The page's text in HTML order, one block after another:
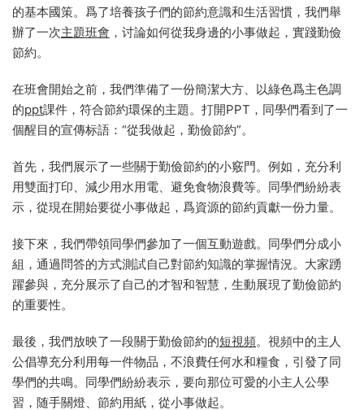
的基本國策。爲了培養孩子們的節約意識和生活習慣，我們舉
辦了一次主題班會 ，讨論如何從我身邊的小事做起，實踐勤儉
節約。
在班會開始之前，我們準備了一份簡潔大方、以綠色爲主色調
的ppt課件，符合節約環保的主題。打開PPT，同學們看到了一
個醒目的宣傳标語：“從我做起，勤儉節約”。
首先，我們展示了一些關于勤儉節約的小竅門。例如，充分利
用雙面打印、減少用水用電、避免食物浪費等。同學們紛紛表
示，從現在開始要從小事做起，爲資源的節約貢獻一份力量。
接下來，我們帶領同學們參加了一個互動遊戲。同學們分成小
組，通過問答的方式測試自己對節約知識的掌握情況。大家踴
躍參與，充分展示了自己的才智和智慧，生動展現了勤儉節約
的重要性。
最後，我們放映了一段關于勤儉節約的短視頻。視頻中的主人
公倡導充分利用每一件物品，不浪費任何水和糧食，引發了同
學們的共鳴。同學們紛紛表示，要向那位可愛的小主人公學
習，随手關燈、節約用紙，從小事做起。